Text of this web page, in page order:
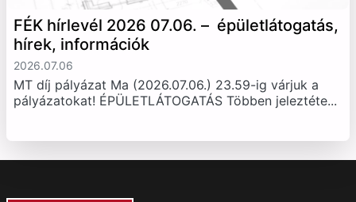
FÉK hírlevél 2026 07.06. – épületlátogatás,
hírek, információk
2026.07.06
MT díj pályázat Ma (2026.07.06.) 23.59-ig várjuk a
pályázatokat! ÉPÜLETLÁTOGATÁS Többen jeleztéte...